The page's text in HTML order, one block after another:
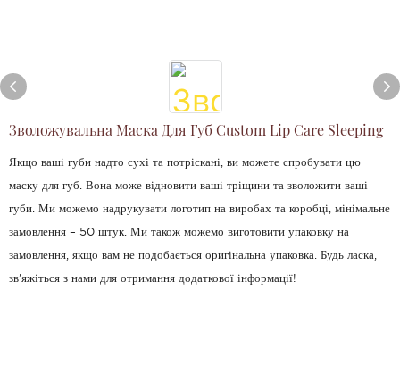
Зволожувальна Маска Для Губ Custom Lip Care Sleeping
Якщо ваші губи надто сухі та потріскані, ви можете спробувати цю
маску для губ. Вона може відновити ваші тріщини та зволожити ваші
губи. Ми можемо надрукувати логотип на виробах та коробці, мінімальне
замовлення – 50 штук. Ми також можемо виготовити упаковку на
замовлення, якщо вам не подобається оригінальна упаковка. Будь ласка,
зв'яжіться з нами для отримання додаткової інформації!